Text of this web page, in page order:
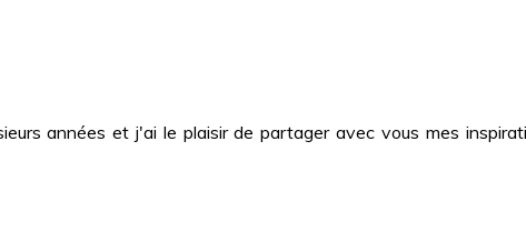
années et j'ai le plaisir de partager avec vous mes